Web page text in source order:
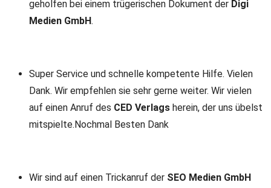
geholfen bei einem trügerischen Dokument der Digi
Medien GmbH.
Super Service und schnelle kompetente Hilfe. Vielen
Dank. Wir empfehlen sie sehr gerne weiter. Wir vielen
auf einen Anruf des CED Verlags herein, der uns übelst
mitspielte.Nochmal Besten Dank
Wir sind auf einen Trickanruf der SEO Medien GmbH